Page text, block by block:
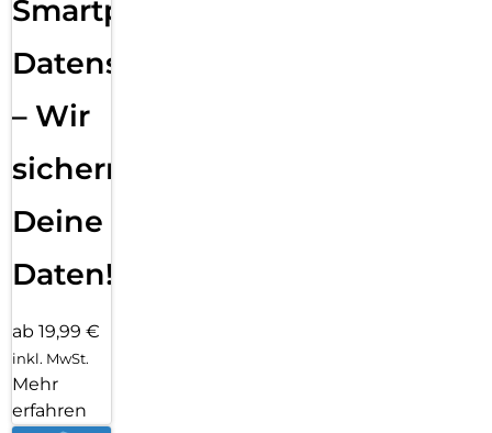
Smartphone
Datensicherung
– Wir
sichern
Deine
Daten!
ab 19,99 €
inkl. MwSt.
Mehr
erfahren